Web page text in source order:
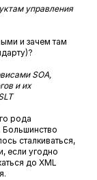
управления
и зачем там
SOA,
и их
рода
Большинство
сталкиваться,
если угодно
до XML